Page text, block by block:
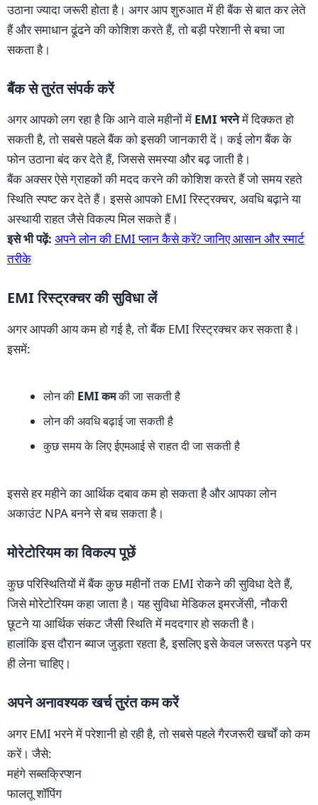
उठाना ज्यादा जरूरी होता है। अगर आप शुरुआत में ही बैंक से बात कर लेते
हैं और समाधान ढूंढने की कोशिश करते हैं, तो बड़ी परेशानी से बचा जा
सकता है।
बैंक से तुरंत संपर्क करें
अगर आपको लग रहा है कि आने वाले महीनों में EMI भरनेमें दिक्कत हो
सकती है, तो सबसे पहले बैंक को इसकी जानकारी दें। कई लोग बैंक के
फोन उठाना बंद कर देते हैं, जिससे समस्या और बढ़ जाती है।
बैंक अक्सर ऐसे ग्राहकों की मदद करने की कोशिश करते हैं जो समय रहते
स्थिति स्पष्ट कर देते हैं। इससे आपको EMI रिस्ट्रक्चर, अवधि बढ़ाने या
अस्थायी राहत जैसे विकल्प मिल सकते हैं।
इसे भी पढ़ें: अपने लोन की EMI प्लान कैसे करें? जानिए आसान और स्मार्ट
तरीके
EMI रिस्ट्रक्चर की सुविधा लें
अगर आपकी आय कम हो गई है, तो बैंक EMI रिस्ट्रक्चर कर सकता है।
इसमें:
लोन की EMI कमकी जा सकती है
लोन की अवधि बढ़ाई जा सकती है
कुछ समय के लिए ईएमआई से राहत दी जा सकती है
इससे हर महीने का आर्थिक दबाव कम हो सकता है और आपका लोन
अकाउंट NPA बनने से बच सकता है।
मोरेटोरियम का विकल्प पूछें
कुछ परिस्थितियों में बैंक कुछ महीनों तक EMI रोकने की सुविधा देते हैं,
जिसे मोरेटोरियम कहा जाता है। यह सुविधा मेडिकल इमरजेंसी, नौकरी
छूटने या आर्थिक संकट जैसी स्थिति में मददगार हो सकती है।
हालांकि इस दौरान ब्याज जुड़ता रहता है, इसलिए इसे केवल जरूरत पड़ने पर
ही लेना चाहिए।
अपने अनावश्यक खर्च तुरंत कम करें
अगर EMI भरने में परेशानी हो रही है, तो सबसे पहले गैरजरूरी खर्चों को कम
करें। जैसे:
महंगे सब्सक्रिप्शन
फालतू शॉपिंग